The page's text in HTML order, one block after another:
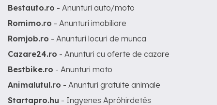
Bestauto.ro - Anunturi auto/moto
Romimo.ro - Anunturi imobiliare
Romjob.ro - Anunturi locuri de munca
Cazare24.ro - Anunturi cu oferte de cazare
Bestbike.ro - Anunturi moto
Animalutul.ro - Anunturi gratuite animale
Startapro.hu - Ingyenes Apróhirdetés